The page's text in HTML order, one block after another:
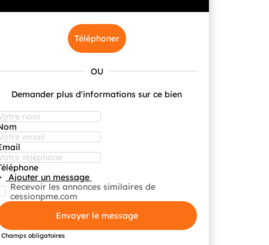
Téléphoner
Demander plus d'informations sur ce bien
Ajouter un message
Recevoir les annonces similaires de
cessionpme.com
Envoyer le message
Champs obligatoires